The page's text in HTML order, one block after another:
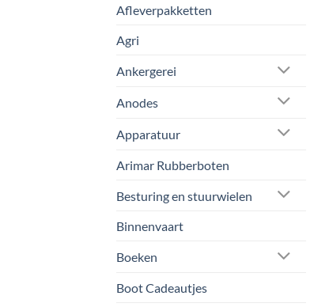
Afleverpakketten
Agri
Ankergerei
Anodes
Apparatuur
Arimar Rubberboten
Besturing en stuurwielen
Binnenvaart
Boeken
Boot Cadeautjes